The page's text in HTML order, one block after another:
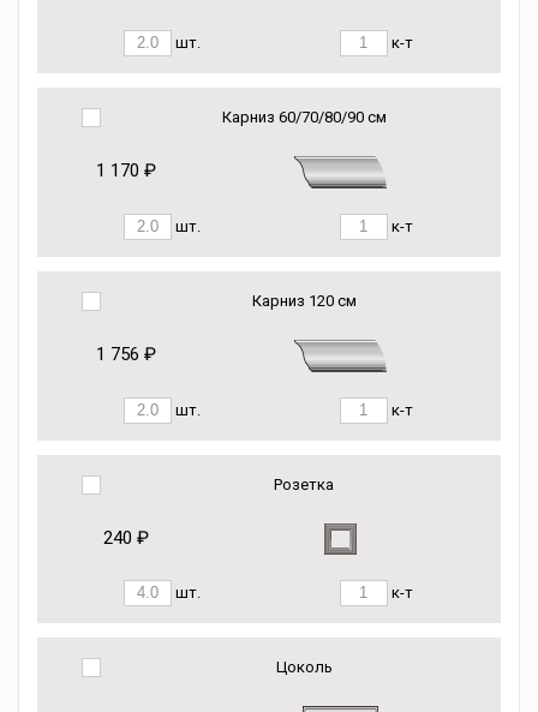
шт. к-т
Карниз 60/70/80/90 см
1 170 ₽
шт. к-т
Карниз 120 см
1 756 ₽
шт. к-т
Розетка
240 ₽
шт. к-т
Цоколь